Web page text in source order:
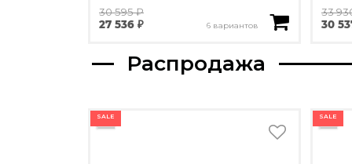
30 595 ₽
27 536 ₽
6 вариантов
33
30
Распродажа
SALE SALE